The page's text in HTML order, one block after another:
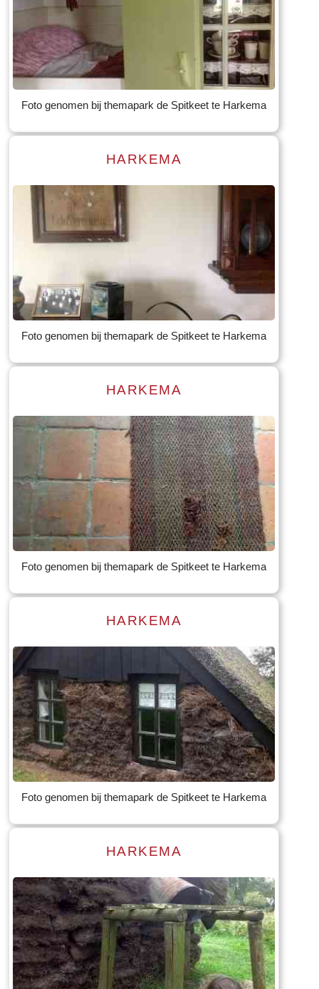
Tekst: © Foto: © Bauke Folkertsma
Foto genomen bij themapark de Spitkeet te Harkema
Tekst: © Foto: © Bauke Folkertsma
HARKEMA
Foto genomen bij themapark de Spitkeet te Harkema
Read more
Tekst: © Foto: © Bauke Folkertsma
HARKEMA
Foto genomen bij themapark de Spitkeet te Harkema
Read more
Tekst: © Foto: © Bauke Folkertsma
HARKEMA
Foto genomen bij themapark de Spitkeet te Harkema
Read more
HARKEMA